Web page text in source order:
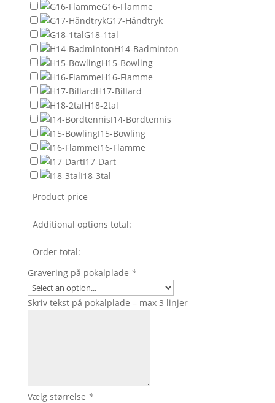
G16-Flamme
G17-Håndtryk
G18-1tal
H14-Badminton
H15-Bowling
H16-Flamme
H17-Billard
H18-2tal
I14-Bordtennis
I15-Bowling
I16-Flamme
I17-Dart
I18-3tal
Product price
Additional options total:
Order total:
Gravering på pokalplade *
Skriv tekst på pokalplade – max 3 linjer
Vælg størrelse *